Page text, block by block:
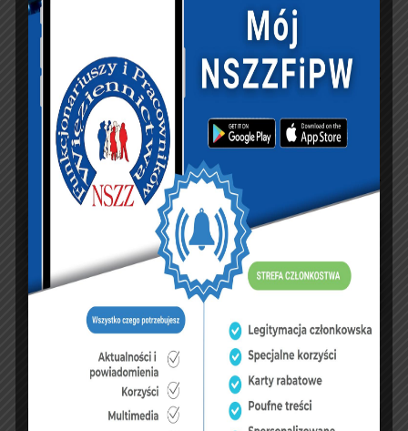
dopisz do księgi
NASZ FACEBOOK
UBEZPIECZENIA
sierpień 2026